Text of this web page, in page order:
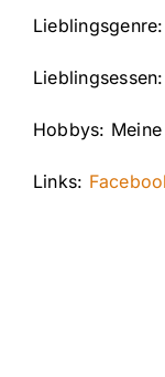
Hobbys:
Links: